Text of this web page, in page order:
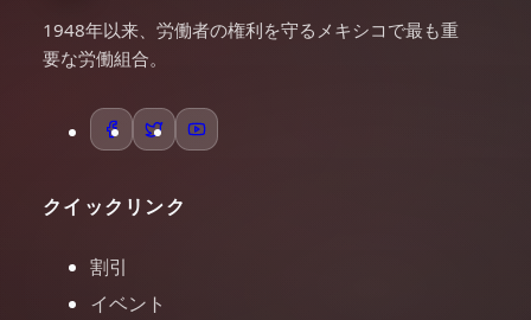
1948年以来、労働者の権利を守るメキシコで最も重
要な労働組合。
クイックリンク
割引
イベント